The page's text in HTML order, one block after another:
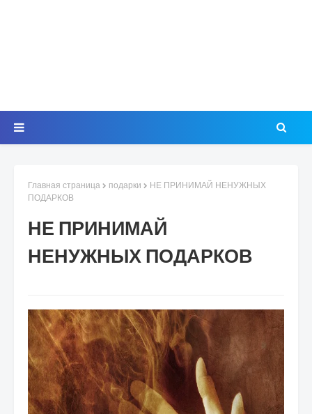
Главная страница подарки
НЕ ПРИНИМАЙ НЕНУЖНЫХ
ПОДАРКОВ
НЕ ПРИНИМАЙ
НЕНУЖНЫХ ПОДАРКОВ